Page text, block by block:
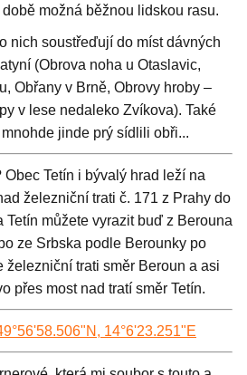
možná běžnou lidskou rasu.
nich soustřeďují do míst dávných
(Obrova noha u Otaslavic,
Obřany v Brně, Obrovy hroby –
v lese nedaleko Zvíkova). Také
jinde prý sídlili obři...
Obec Tetín i bývalý hrad leží na
železniční trati č. 171 z Prahy do
můžete vyrazit buď z Berouna
ze Srbska podle Berounky po
železniční trati směr Beroun a asi
přes most nad tratí směr Tetín.
14°6'23.251"E